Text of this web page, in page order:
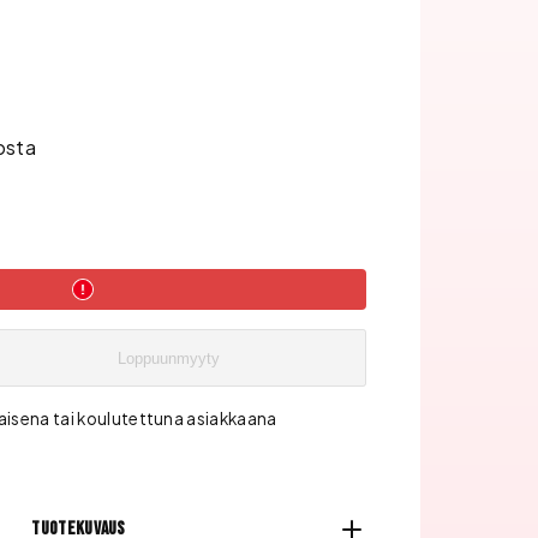
Loppuunmyyty
tai koulutettuna asiakkaana
Tuotekuvaus